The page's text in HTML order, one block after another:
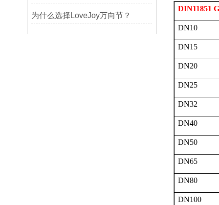
为什么选择LoveJoy万向节？
DIN11851
DN10
DN15
DN20
DN25
DN32
DN40
DN50
DN65
DN80
DN100